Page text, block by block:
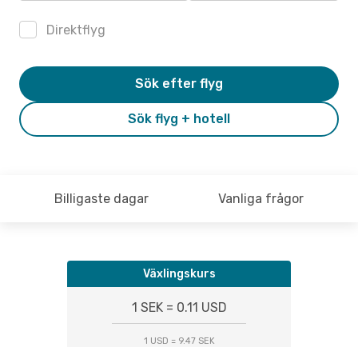
Direktflyg
Sök flyg + hotell
Sök efter flyg
Billigaste dagar Vanliga frågor
Växlingskurs
1 SEK = 0.11 USD
1 USD = 9.47 SEK